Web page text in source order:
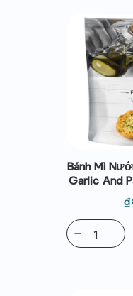
Bánh Mì
Garlic And
remove